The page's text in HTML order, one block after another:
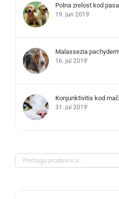
Polna zrelost kod pasa
19. jun 2019'
Malassezia
16. jul 2019'
Konjunktivitis kod
31. jul 2019'
Search
for: